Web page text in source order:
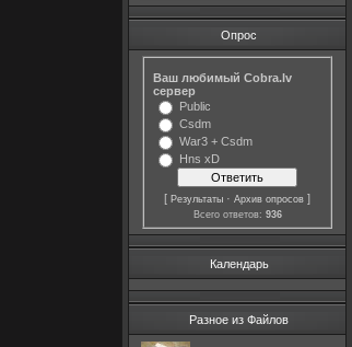
Опрос
Ваш любимый Cobra.lv
сервер
Public
Csdm
War3 + Csdm
Hns xD
[ Результаты · Архив опросов ]
Всего ответов: 936
Календарь
Разное из Файлов